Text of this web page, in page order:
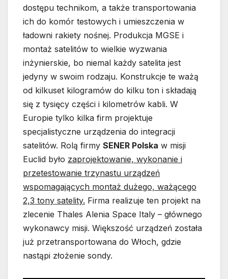
dostępu technikom, a także transportowania
ich do komór testowych i umieszczenia w
ładowni rakiety nośnej. Produkcja MGSE i
montaż satelitów to wielkie wyzwania
inżynierskie, bo niemal każdy satelita jest
jedyny w swoim rodzaju. Konstrukcje te ważą
od kilkuset kilogramów do kilku ton i składają
się z tysięcy części i kilometrów kabli. W
Europie tylko kilka firm projektuje
specjalistyczne urządzenia do integracji
satelitów. Rolą firmy SENER Polska w misji
Euclid było zaprojektowanie, wykonanie i
przetestowanie trzynastu urządzeń
wspomagających montaż dużego, ważącego
2,3 tony satelity. Firma realizuje ten projekt na
zlecenie Thales Alenia Space Italy – głównego
wykonawcy misji. Większość urządzeń została
już przetransportowana do Włoch, gdzie
nastąpi złożenie sondy.